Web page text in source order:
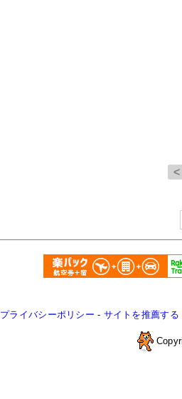
プライバシーポリシー - サイトを推薦する